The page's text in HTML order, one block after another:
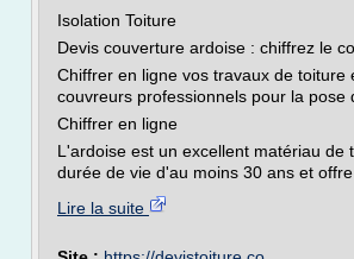
Isolation Toiture
Devis couverture ardoise : chiffrez le
Chiffrer en ligne vos travaux de
couvreurs professionnels pour la pose
Chiffrer en ligne
L'ardoise est un excellent matériau
durée de vie d'au moins 30 ans et offre
Lire la suite